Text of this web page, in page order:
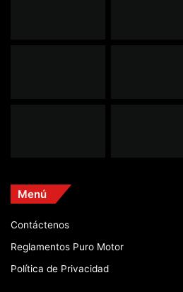
Menú
Contáctenos
Reglamentos Puro Motor
Política de Privacidad